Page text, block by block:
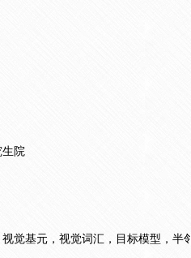
院
觉基元，视觉词汇，目标模型，